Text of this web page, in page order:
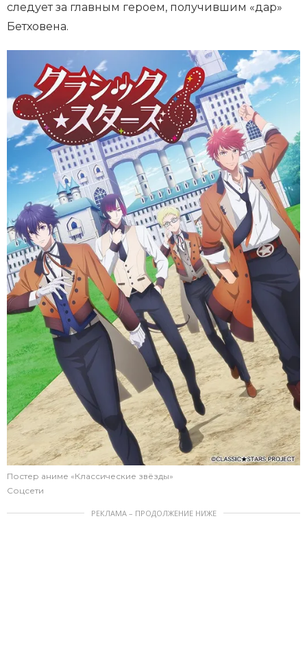
следует за главным героем, получившим «дар»
Бетховена.
Постер аниме «Классические звёзды»
Соцсети
РЕКЛАМА – ПРОДОЛЖЕНИЕ НИЖЕ